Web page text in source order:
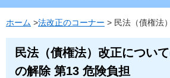
ホーム >法改正のコーナー > 民法（債権法
民法（債権法）改正につい
の解除 第13 危険負担